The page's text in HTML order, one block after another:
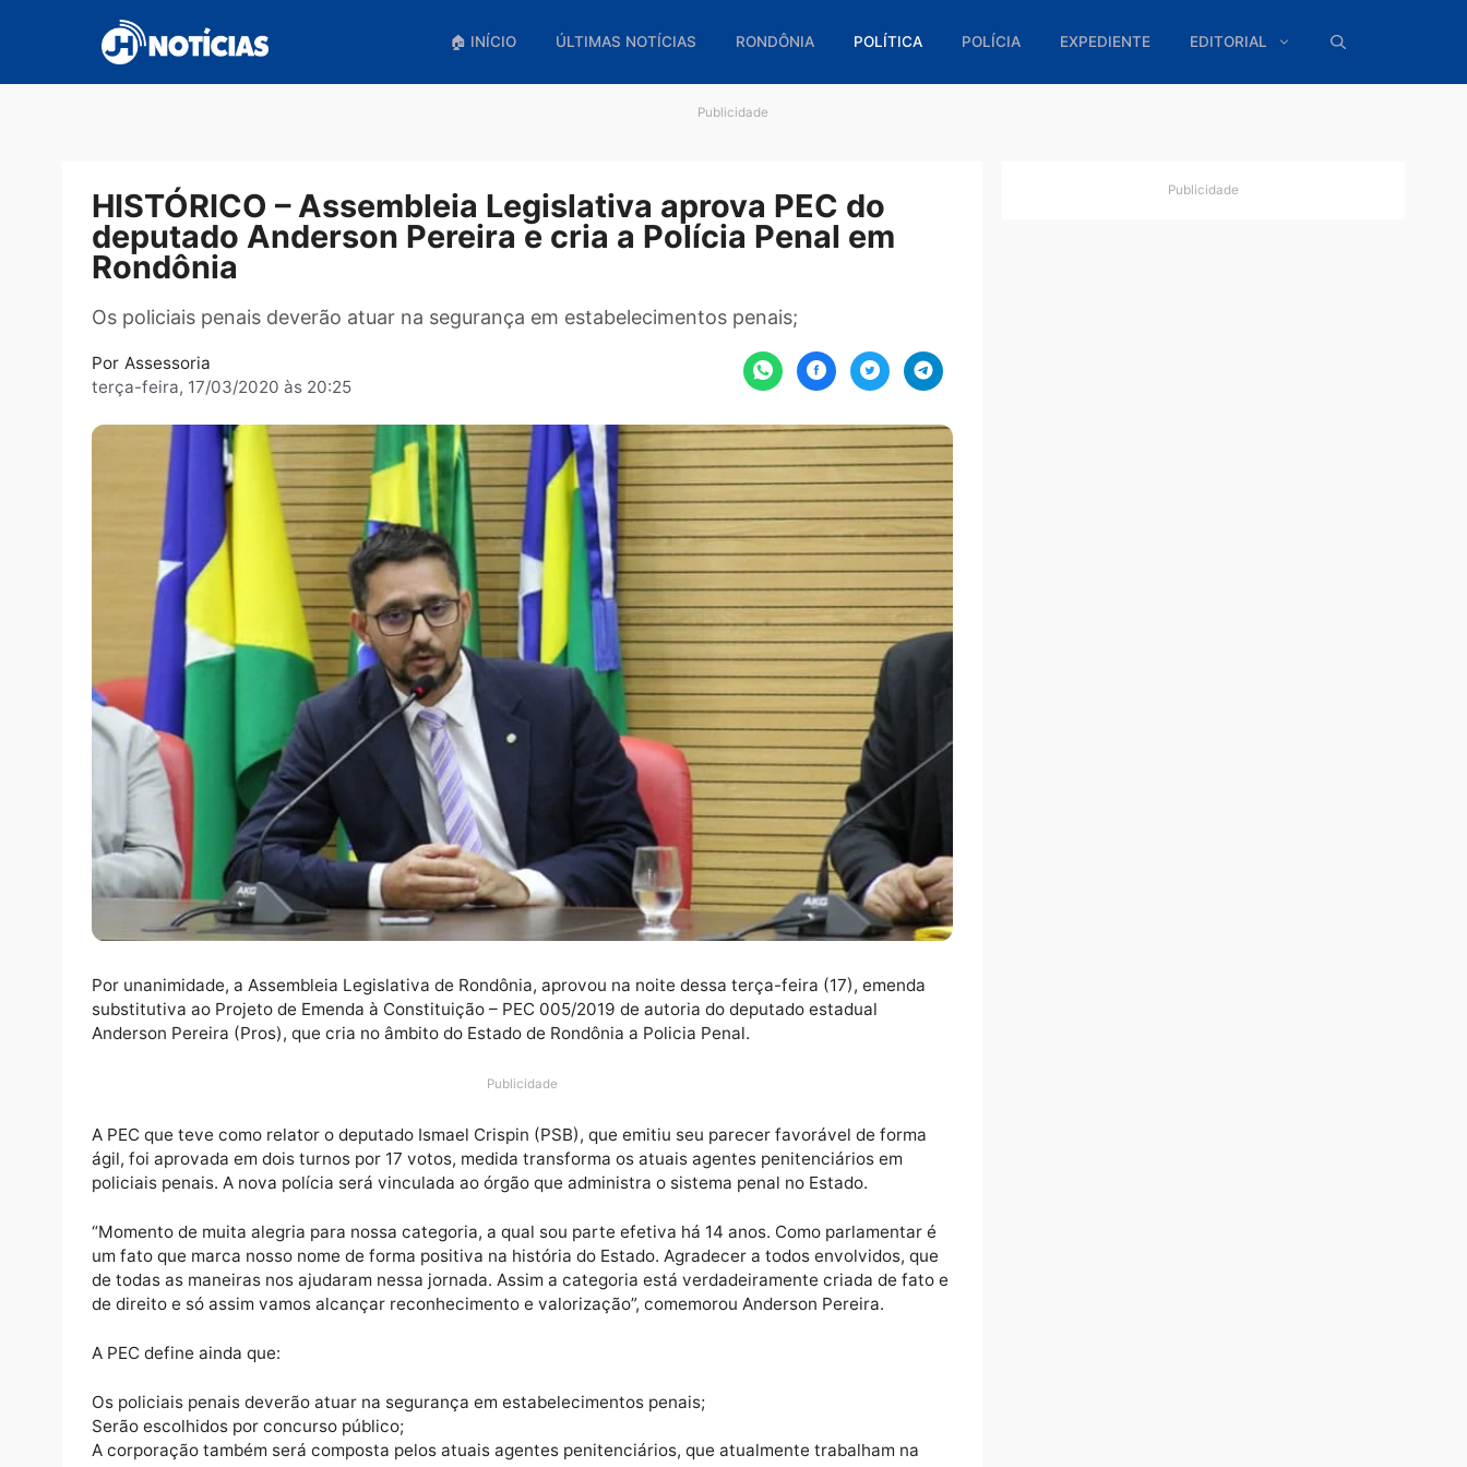
conteúdo
🏠 INÍCIO ÚLTIMAS NOTÍCIAS RONDÔNIA POLÍTICA POLÍCIA EXPEDIENTE EDITORIAL
HISTÓRICO – Assembleia Legislativa aprova PEC do
deputado Anderson Pereira e cria a Polícia Penal em
Os policiais penais deverão atuar na segurança em estabelecimentos penais;
Por
Assessoria
terça-feira, 17/03/2020 às 20:25
Por unanimidade, a Assembleia Legislativa de Rondônia, aprovou na noite dessa terça-feira (17), emenda
substitutiva ao Projeto de Emenda à Constituição – PEC 005/2019 de autoria do deputado estadual
Anderson Pereira (Pros), que cria no âmbito do Estado de Rondônia a Policia Penal.
A PEC que teve como relator o deputado Ismael Crispin (PSB), que emitiu seu parecer favorável de forma
ágil, foi aprovada em dois turnos por 17 votos, medida transforma os atuais agentes penitenciários em
policiais penais. A nova polícia será vinculada ao órgão que administra o sistema penal no Estado.
“Momento de muita alegria para nossa categoria, a qual sou parte efetiva há 14 anos. Como parlamentar é
um fato que marca nosso nome de forma positiva na história do Estado. Agradecer a todos envolvidos, que
de todas as maneiras nos ajudaram nessa jornada. Assim a categoria está verdadeiramente criada de fato e
de direito e só assim vamos alcançar reconhecimento e valorização”, comemorou Anderson Pereira.